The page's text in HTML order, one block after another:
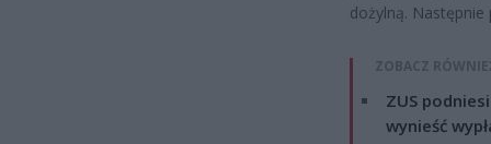
dożylną. Następnie
ZOBACZ
ZUS
wynieść